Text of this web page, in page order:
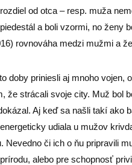
od otca – resp. muža
a boli vzormi, no ženy
rovnováha medzi mužmi a
doby priniesli aj mnoho vojen,
že strácali svoje city. Muž bol
Aj keď sa našli takí ako
udiala u mužov
Nevedno či ich o ňu pripravili
alebo pre schopnosť